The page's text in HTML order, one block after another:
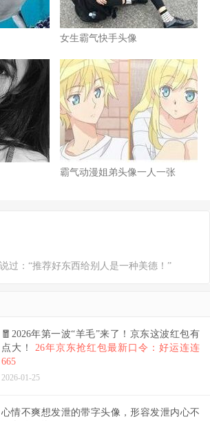
女生霸气快手头像
霸气动漫姐弟头像一人一张
过：“推荐好东西给别人是一种美德！”
🧧2026年第一波“羊毛”来了！京东这波红包有
点大！ 26年京东抢红包最新口令：好运连连
665
2026-01-25
心情不爽想发泄的带字头像，形容发泄内心不